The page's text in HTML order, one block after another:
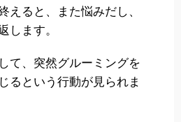
えると、また悩みだし、
します。
て、突然グルーミングを
るという行動が見られま